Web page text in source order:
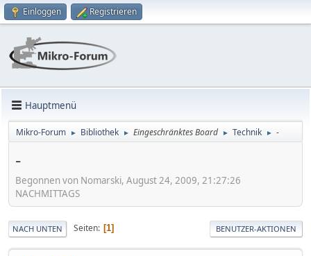
Einloggen Registrieren
Hauptmenü
Mikro-Forum ► Bibliothek ► Eingeschränktes Board ► Technik ► -
-
Begonnen von Nomarski, August 24, 2009, 21:27:26
NACHMITTAGS
NACH UNTEN Seiten 1 BENUTZER-AKTIONEN